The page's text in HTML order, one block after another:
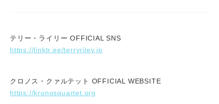
テリー・ライリー OFFICIAL SNS
https://linktr.ee/terryriley.jp
クロノス・クァルテット OFFICIAL WEBSITE
https://kronosquartet.org